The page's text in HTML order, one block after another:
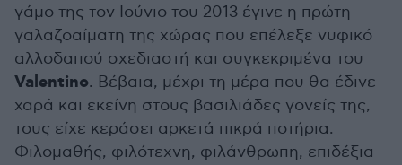
γάμο της τον Ιούνιο του 2013 έγινε η πρώτη
γαλαζοαίματη της χώρας που επέλεξε νυφικό
αλλοδαπού σχεδιαστή και συγκεκριμένα του
Valentino. Βέβαια, μέχρι τη μέρα που θα έδινε
χαρά και εκείνη στους βασιλιάδες γονείς της,
τους είχε κεράσει αρκετά πικρά ποτήρια.
Φιλομαθής, φιλότεχνη, φιλάνθρωπη, επιδέξια